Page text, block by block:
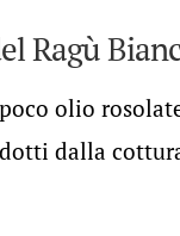
Ragù
olio
dalla